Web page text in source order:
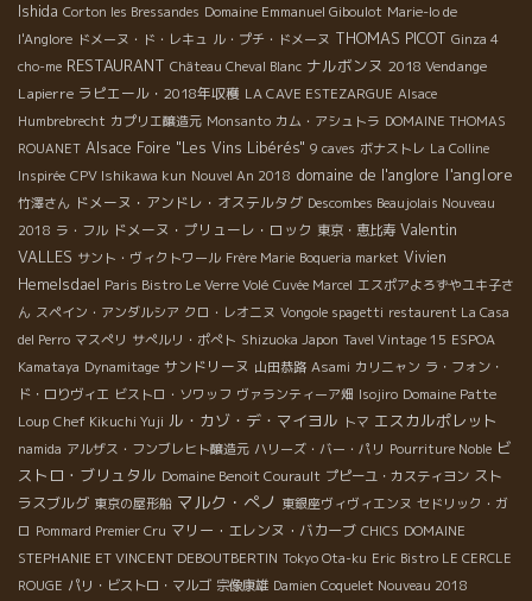
Ishida Corton les Bressandes Domaine Emmanuel Giboulot Marie-lo de
l'Anglore ドメーヌ・ド・レキュ ル・プチ・ドメーヌ THOMAS PICOT Ginza 4
cho-me RESTAURANT Château Cheval Blanc ナルボンヌ 2018 Vendange
Lapierre ラピエール・2018年収穫 LA CAVE ESTEZARGUE Alsace
Humbrebrecht カプリエ醸造元 Monsanto カム・アシュトラ DOMAINE THOMAS
ROUANET Alsace Foire "Les Vins Libérés" 9 caves ボナストレ La Colline
Inspirée CPV Ishikawa kun Nouvel An 2018 domaine de l'anglore l'anglore
竹澤さん ドメーヌ・アンドレ・オステルタグ Descombes Beaujolais Nouveau
2018 ラ・フル ドメーヌ・プリューレ・ロック 東京・恵比寿 Valentin
VALLES サント・ヴィクトワール Frère Marie Boqueria market Vivien
Hemelsdael Paris Bistro Le Verre Volé Cuvée Marcel エスポアよろずやユキ子さ
ん スペイン・アンダルシア クロ・レオニヌ Vongole spagetti restaurent La Casa
del Perro マスぺリ サぺルリ・ポぺト Shizuoka Japon Tavel Vintage 15 ESPOA
Kamataya Dynamitage サンドリーヌ 山田恭路 Asami カリニャン ラ・フォン・
ド・ロりヴィエ ビストロ・ソワッフ ヴァランティーア畑 Isojiro Domaine Patte
Loup Chef Kikuchi Yuji ル・カゾ・デ・マイヨル トマ エスカルポレット
namida アルザス・フンブレヒト醸造元 ハリーズ・バー・パリ Pourriture Noble ビ
ストロ・ブリュタル Domaine Benoit Courault プピーユ・カスティヨン スト
ラスブルグ 東京の屋形船 マルク・ぺノ 東銀座ヴィヴィエンヌ セドリック・ガ
ロ Pommard Premier Cru マリー・エレンヌ・バカーブ CHICS DOMAINE
STEPHANIE ET VINCENT DEBOUTBERTIN Tokyo Ota-ku Eric Bistro LE CERCLE
ROUGE パリ・ビストロ・マルゴ 宗像康雄 Damien Coquelet Nouveau 2018